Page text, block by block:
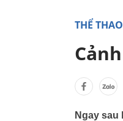
THỂ THAO
Ngay